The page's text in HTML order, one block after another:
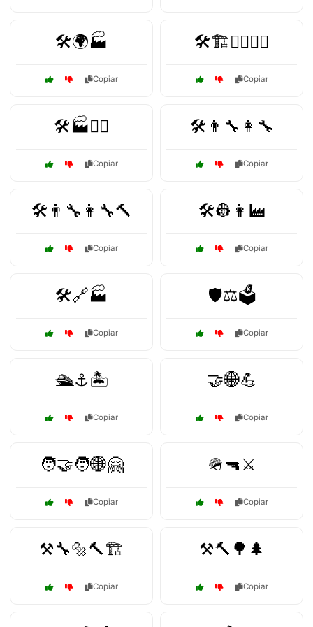
🛠️🌍🏭
Copiar
🛠️🏗️👷‍♂️👷‍♀️
Copiar
🛠️🏭👷‍♀️
Copiar
🛠️👨‍🔧👩‍🔧
Copiar
🛠️👨‍🔧👩‍🔧🔨
Copiar
🛠️👷👩‍🏭
Copiar
🛠️🔗🏭
Copiar
🛡️⚖️🗳️
Copiar
🛳️⚓🏝️
Copiar
🤝🌐💪
Copiar
🧑‍🤝‍🧑🌐🤗
Copiar
🪖🔫⚔️
Copiar
⚒️🔧🔩🔨🏗️
Copiar
⚒️🔨🌳🌲
Copiar